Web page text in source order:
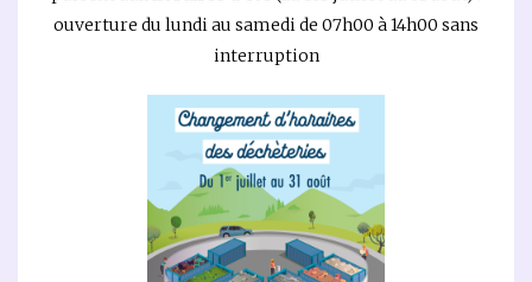
ouverture du lundi au samedi de 07h00 à 14h00 sans
interruption